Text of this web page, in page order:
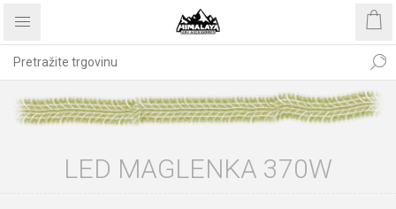
LED MAGLENKA 370W